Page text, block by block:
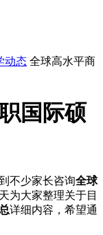
动态 全球高水平商
国际硕
不少家长咨询全球
为大家整理关于目
详细内容，希望通